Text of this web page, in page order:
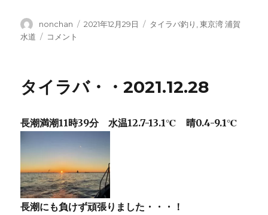
投
稿
nonchan
投
2021年12月29日
カ
タイラバ釣り ,東京湾 浦賀
水道
タ
2021.12.29
コメント
タイラバ・・2021.12.28
長潮満潮11時39分 水温12.7-13.1℃ 晴0.4-9.1℃
長潮にも負けず頑張りました・・・！